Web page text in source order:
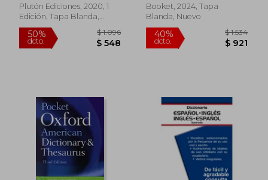
Plutón Ediciones, 2020, 1
Edición, Tapa Blanda,
Nuevo
Booket, 2024, Tapa
Blanda, Nuevo